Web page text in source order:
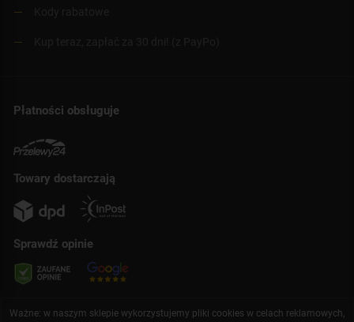
Płatności obsługuje
Towary dostarczają
Sprawdź opinie
Ważne: w naszym sklepie wykorzystujemy pliki cookies w celach reklamowych,